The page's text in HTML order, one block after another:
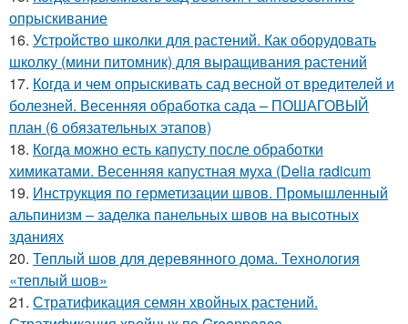
опрыскивание
16. Устройство школки для растений. Как оборудовать
школку (мини питомник) для выращивания растений
17. Когда и чем опрыскивать сад весной от вредителей и
болезней. Весенняя обработка сада – ПОШАГОВЫЙ
план (6 обязательных этапов)
18. Когда можно есть капусту после обработки
химикатами. Весенняя капустная муха (Delia radicum
19. Инструкция по герметизации швов. Промышленный
альпинизм – заделка панельных швов на высотных
зданиях
20. Теплый шов для деревянного дома. Технология
«теплый шов»
21. Стратификация семян хвойных растений.